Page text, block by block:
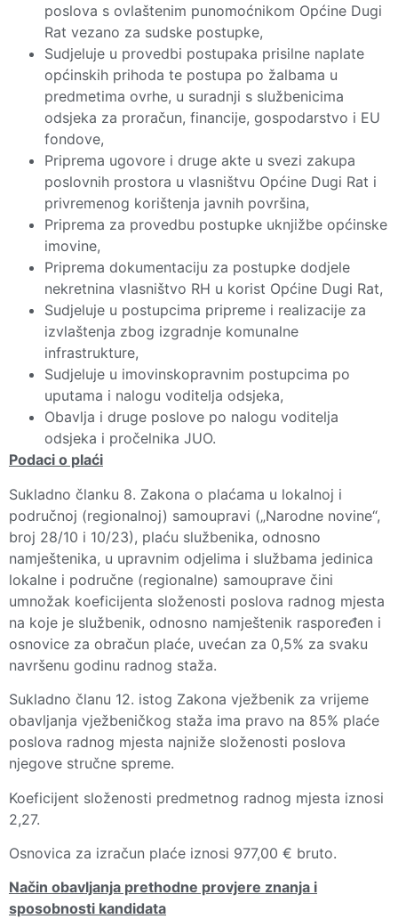
poslova s ovlaštenim punomoćnikom Općine Dugi
Rat vezano za sudske postupke,
Sudjeluje u provedbi postupaka prisilne naplate
općinskih prihoda te postupa po žalbama u
predmetima ovrhe, u suradnji s službenicima
odsjeka za proračun, financije, gospodarstvo i EU
fondove,
Priprema ugovore i druge akte u svezi zakupa
poslovnih prostora u vlasništvu Općine Dugi Rat i
privremenog korištenja javnih površina,
Priprema za provedbu postupke uknjižbe općinske
imovine,
Priprema dokumentaciju za postupke dodjele
nekretnina vlasništvo RH u korist Općine Dugi Rat,
Sudjeluje u postupcima pripreme i realizacije za
izvlaštenja zbog izgradnje komunalne
infrastrukture,
Sudjeluje u imovinskopravnim postupcima po
uputama i nalogu voditelja odsjeka,
Obavlja i druge poslove po nalogu voditelja
odsjeka i pročelnika JUO.
Podaci o plaći
Sukladno članku 8. Zakona o plaćama u lokalnoj i
područnoj (regionalnoj) samoupravi („Narodne novine“,
broj 28/10 i 10/23), plaću službenika, odnosno
namještenika, u upravnim odjelima i službama jedinica
lokalne i područne (regionalne) samouprave čini
umnožak koeficijenta složenosti poslova radnog mjesta
na koje je službenik, odnosno namještenik raspoređen i
osnovice za obračun plaće, uvećan za 0,5% za svaku
navršenu godinu radnog staža.
Sukladno članu 12. istog Zakona vježbenik za vrijeme
obavljanja vježbeničkog staža ima pravo na 85% plaće
poslova radnog mjesta najniže složenosti poslova
njegove stručne spreme.
Koeficijent složenosti predmetnog radnog mjesta iznosi
2,27.
Osnovica za izračun plaće iznosi 977,00 € bruto.
Način obavljanja prethodne provjere znanja i
sposobnosti kandidata